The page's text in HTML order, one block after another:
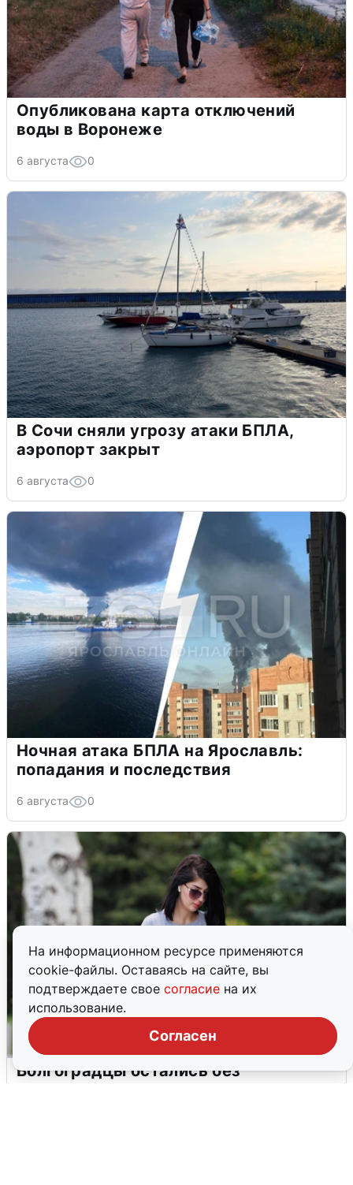
На информационном ресурсе применяются
cookie-файлы. Оставаясь на сайте, вы
подтверждаете свое согласие на их
использование.
Согласен
Опубликована карта отключений
воды в Воронеже
6 августа 0
В Сочи сняли угрозу атаки БПЛА,
аэропорт закрыт
6 августа 0
Ночная атака БПЛА на Ярославль:
попадания и последствия
6 августа 0
Волгоградцы остались без